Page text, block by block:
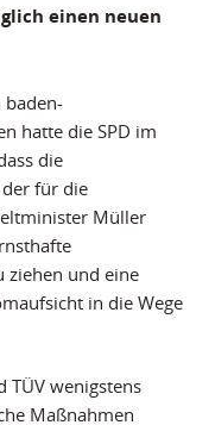
einen neuen
baden-
hatte die SPD im
die
für die
Müller
ziehen und eine
in die Wege
TÜV wenigstens
Maßnahmen